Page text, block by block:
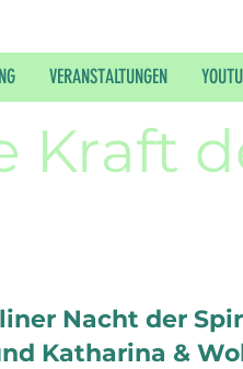
VERANSTALTUNGEN
Kraft
Nacht der
Katharina &